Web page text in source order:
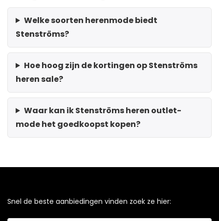
Welke soorten herenmode biedt
Stenströms?
Hoe hoog zijn de kortingen op Stenströms
heren sale?
Waar kan ik Stenströms heren outlet-
mode het goedkoopst kopen?
Snel de beste aanbiedingen vinden zoek ze hier: